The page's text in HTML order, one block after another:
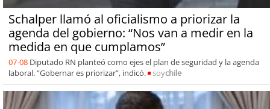
Schalper llamó al oficialismo a priorizar la
agenda del gobierno: “Nos van a medir en la
medida en que cumplamos”
07-08 Diputado RN planteó como ejes el plan de seguridad y la agenda
laboral. “Gobernar es priorizar”, indicó.
soychile